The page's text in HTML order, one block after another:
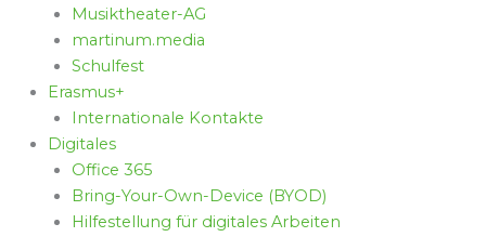
Musiktheater-AG
martinum.media
Schulfest
Erasmus+
Internationale Kontakte
Digitales
Office 365
Bring-Your-Own-Device (BYOD)
Hilfestellung für digitales Arbeiten